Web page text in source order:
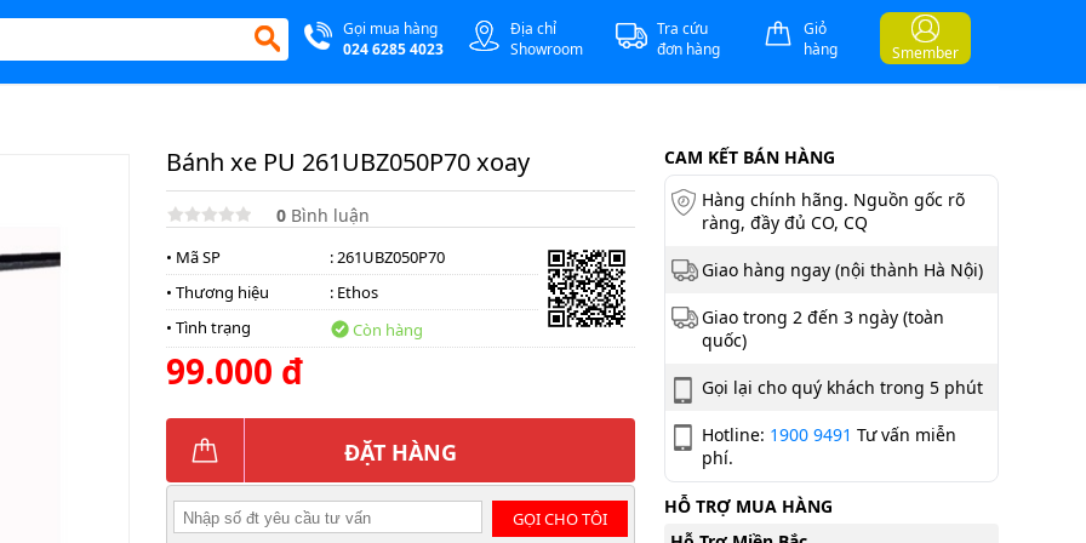
Gọi mua hàng
024 6285 4023
Địa chỉ
Showroom
Tra cứu
đơn hàng
Giỏ
hàng
Smember
Bánh xe PU 261UBZ050P70 xoay
0 Bình luận
• Mã SP
: 261UBZ050P70
• Thương hiệu
: Ethos
• Tình trạng
Còn hàng
99.000 đ
ĐẶT HÀNG
GỌI CHO TÔI
CAM KẾT BÁN HÀNG
Hàng chính hãng. Nguồn gốc rõ
ràng, đầy đủ CO, CQ
Giao hàng ngay (nội thành Hà Nội)
Giao trong 2 đến 3 ngày (toàn
quốc)
Gọi lại cho quý khách trong 5 phút
Hotline: 1900 9491 Tư vấn miễn
phí.
HỖ TRỢ MUA HÀNG